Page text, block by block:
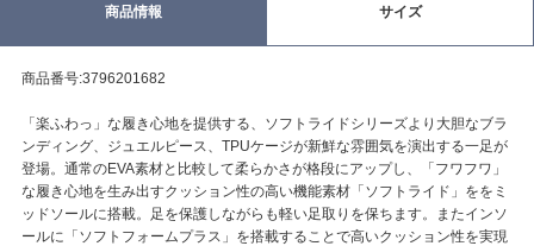
商品情報 サイズ
商品番号:3796201682
「楽ふわっ」な履き心地を提供する、ソフトライドシリーズより大胆なブラ
ンディング、ジュエルピース、TPUケージが新鮮な雰囲気を演出する一足が
登場。通常のEVA素材と比較して柔らかさが格段にアップし、「フワフワ」
な履き心地を生み出すクッション性の高い機能素材「ソフトライド」ををミ
ッドソールに搭載。足を保護しながらも軽い足取りを保ちます。またインソ
ールに「ソフトフォームプラス」を搭載することで高いクッション性を実現